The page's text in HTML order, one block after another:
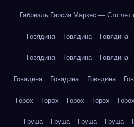
Габриэль Гарсиа Маркес — Сто лет
Говядина Говядина Говядина
Говядина Говядина Говядина
Говядина Говядина Говядина
Горох Горох Горох Горох Горох
Груша Груша Груша Груша